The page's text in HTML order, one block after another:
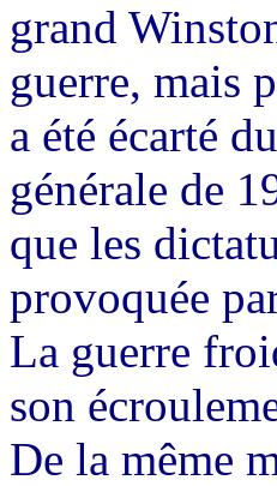
grand
guerre, mais
a été écarté
générale de
que les
provoquée
La guerre
son
De la même